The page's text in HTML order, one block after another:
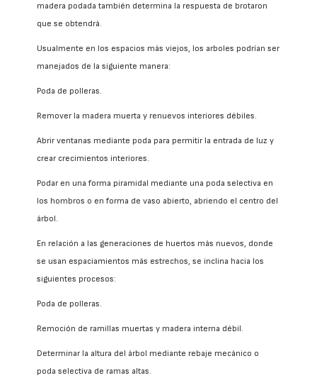
madera podada también determina la respuesta de brotaron
que se obtendrá.
Usualmente en los espacios más viejos, los arboles podrían ser
manejados de la siguiente manera:
Poda de polleras.
Remover la madera muerta y renuevos interiores débiles.
Abrir ventanas mediante poda para permitir la entrada de luz y
crear crecimientos interiores.
Podar en una forma piramidal mediante una poda selectiva en
los hombros o en forma de vaso abierto, abriendo el centro del
árbol.
En relación a las generaciones de huertos más nuevos, donde
se usan espaciamientos más estrechos, se inclina hacia los
siguientes procesos:
Poda de polleras.
Remoción de ramillas muertas y madera interna débil.
Determinar la altura del árbol mediante rebaje mecánico o
poda selectiva de ramas altas.